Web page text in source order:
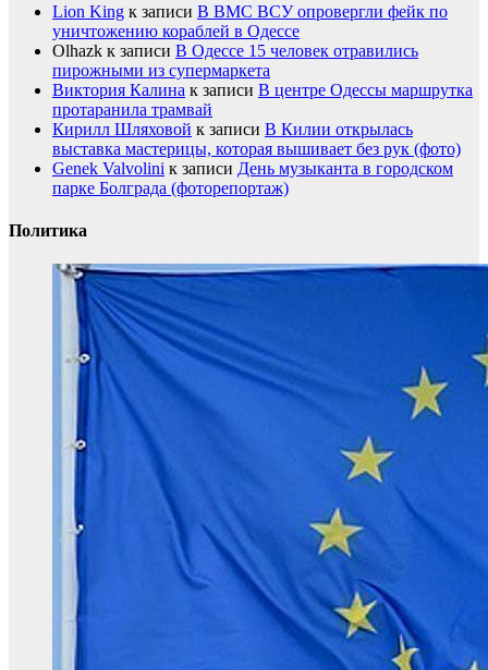
Lion King к записи В ВМС ВСУ опровергли фейк по
уничтожению кораблей в Одессе
Olhazk к записи В Одессе 15 человек отравились
пирожными из супермаркета
Виктория Калина к записи В центре Одессы маршрутка
протаранила трамвай
Кирилл Шляховой к записи В Килии открылась
выставка мастерицы, которая вышивает без рук (фото)
Genek Valvolini к записи День музыканта в городском
парке Болграда (фоторепортаж)
Политика